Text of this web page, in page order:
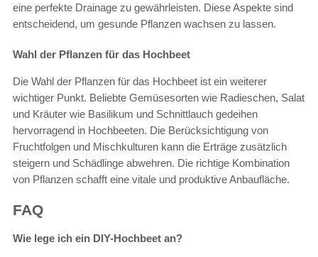
eine perfekte Drainage zu gewährleisten. Diese Aspekte sind
entscheidend, um gesunde Pflanzen wachsen zu lassen.
Wahl der Pflanzen für das Hochbeet
Die Wahl der Pflanzen für das Hochbeet ist ein weiterer
wichtiger Punkt. Beliebte Gemüsesorten wie Radieschen, Salat
und Kräuter wie Basilikum und Schnittlauch gedeihen
hervorragend in Hochbeeten. Die Berücksichtigung von
Fruchtfolgen und Mischkulturen kann die Erträge zusätzlich
steigern und Schädlinge abwehren. Die richtige Kombination
von Pflanzen schafft eine vitale und produktive Anbaufläche.
FAQ
Wie lege ich ein DIY-Hochbeet an?